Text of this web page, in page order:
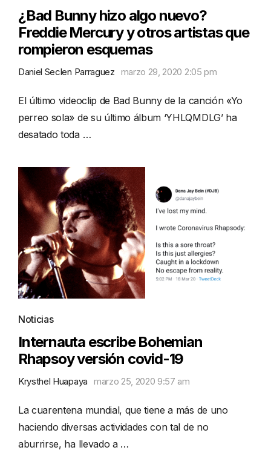
¿Bad Bunny hizo algo nuevo?
Freddie Mercury y otros artistas que
rompieron esquemas
Daniel Seclen Parraguez marzo 29, 2020 2:05 pm
El último videoclip de Bad Bunny de la canción «Yo
perreo sola» de su último álbum ‘YHLQMDLG’ ha
desatado toda …
Noticias
Internauta escribe Bohemian
Rhapsoy versión covid-19
Krysthel Huapaya marzo 25, 2020 9:57 am
La cuarentena mundial, que tiene a más de uno
haciendo diversas actividades con tal de no
aburrirse, ha llevado a …